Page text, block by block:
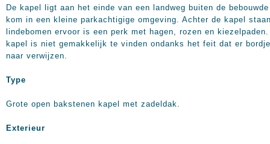
De kapel ligt aan het einde van een landweg buiten de bebouwde
kom in een kleine parkachtigige omgeving. Achter de kapel
lindebomen ervoor is een perk met hagen, rozen en
kapel is niet gemakkelijk te vinden ondanks het feit dat er
naar verwijzen.
Type
Grote open bakstenen kapel met zadeldak.
Exterieur